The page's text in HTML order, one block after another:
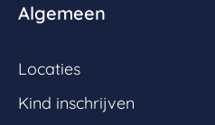
Algemeen
Locaties
Kind inschrijven